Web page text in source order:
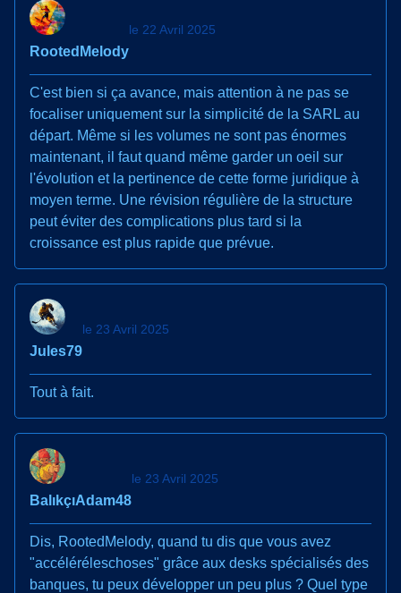
RootedMelody
le 22 Avril 2025
C'est bien si ça avance, mais attention à ne pas se
focaliser uniquement sur la simplicité de la SARL au
départ. Même si les volumes ne sont pas énormes
maintenant, il faut quand même garder un oeil sur
l'évolution et la pertinence de cette forme juridique à
moyen terme. Une révision régulière de la structure
peut éviter des complications plus tard si la
croissance est plus rapide que prévue.
Jules79
le 23 Avril 2025
Tout à fait.
BalıkçıAdam48
le 23 Avril 2025
Dis, RootedMelody, quand tu dis que vous avez
"accéléréleschoses" grâce aux desks spécialisés des
banques, tu peux développer un peu plus ? Quel type